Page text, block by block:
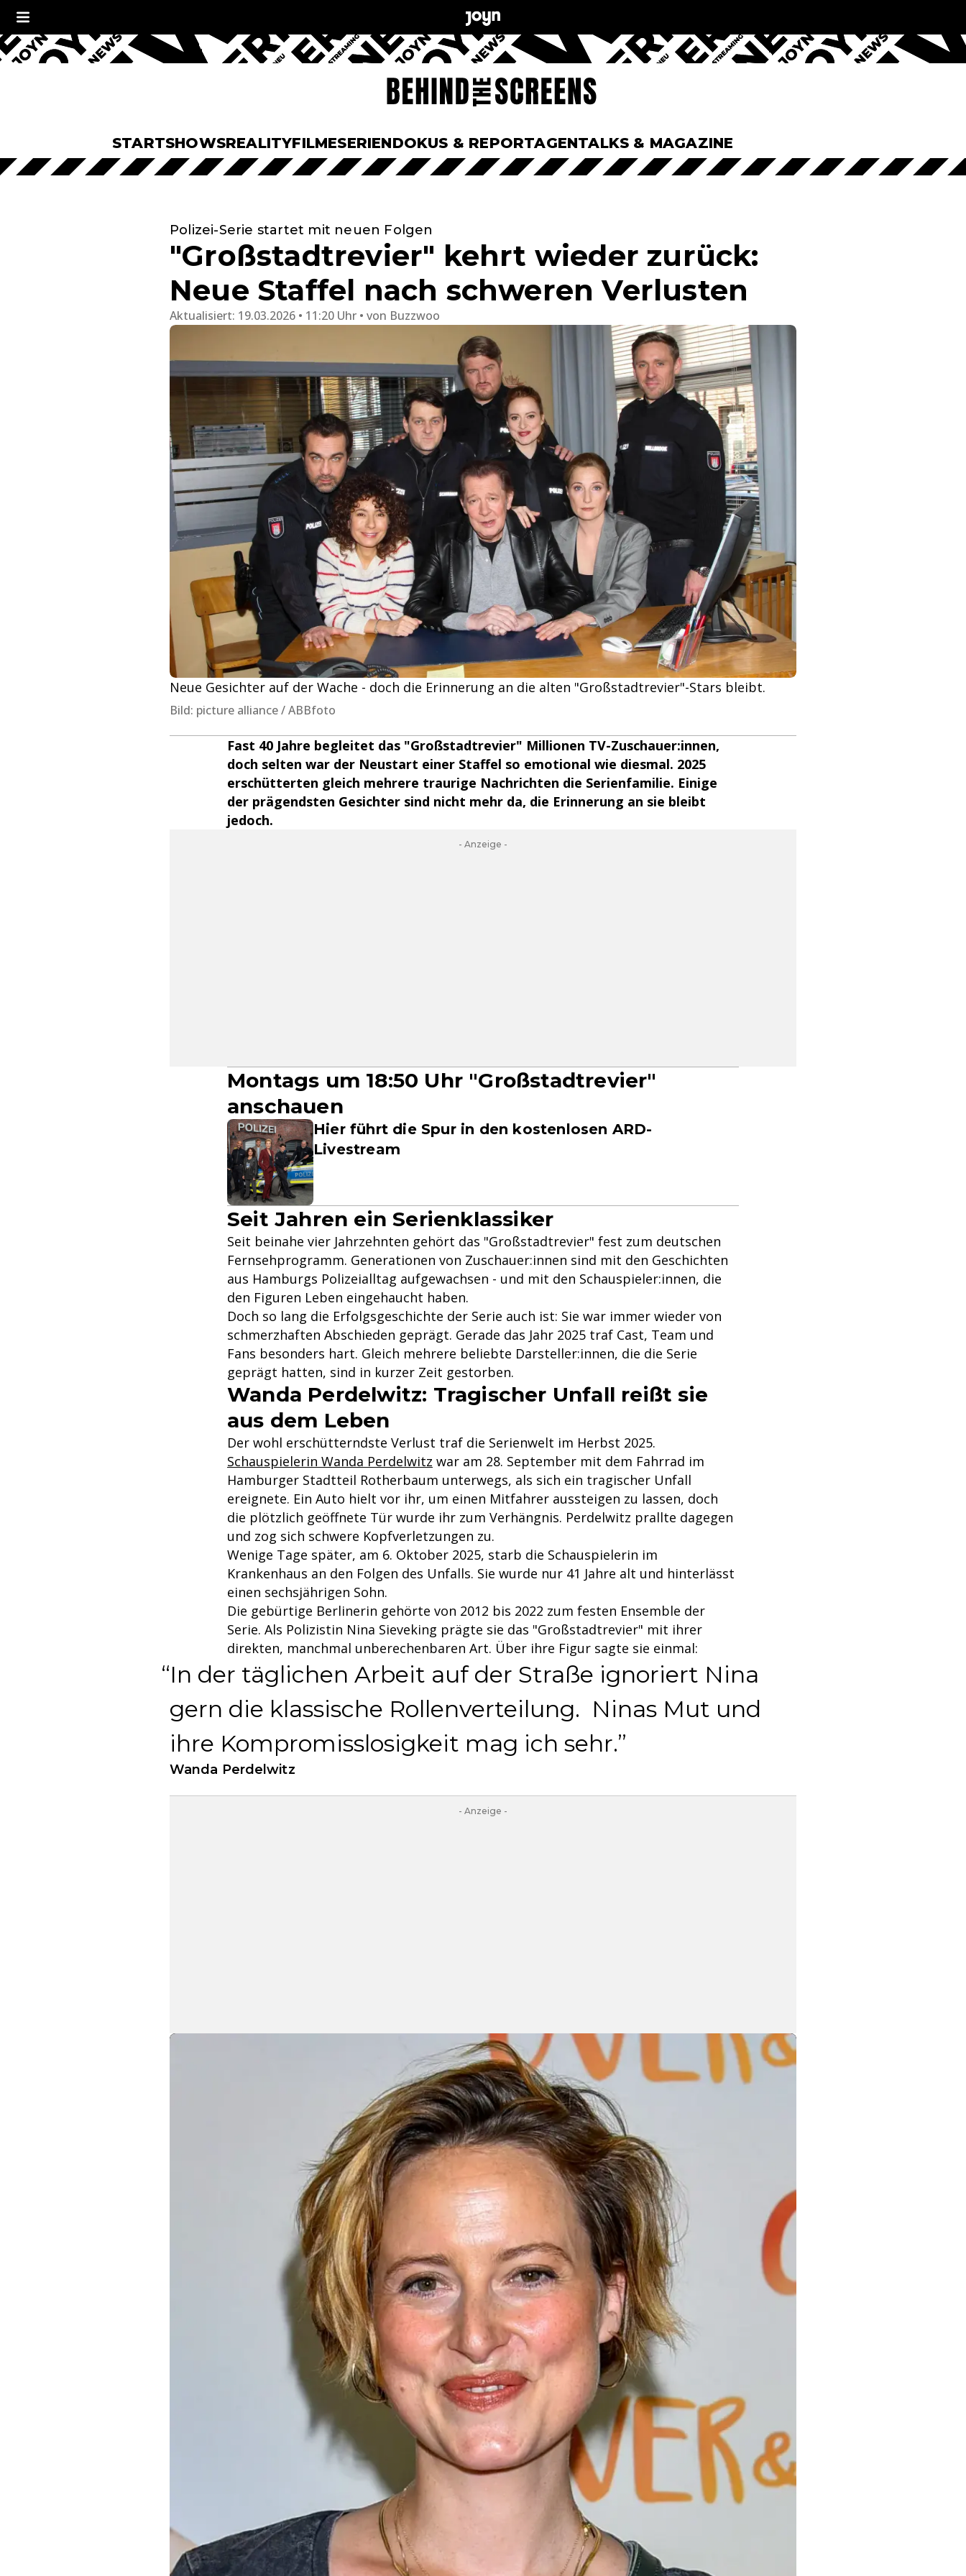
STARTSHOWSREALITYFILMESERIENDOKUS & REPORTAGENTALKS & MAGAZINE
Polizei-Serie startet mit neuen Folgen
"Großstadtrevier" kehrt wieder zurück:
Neue Staffel nach schweren Verlusten
Aktualisiert: 19.03.2026 • 11:20 Uhr von Buzzwoo
Neue Gesichter auf der Wache - doch die Erinnerung an die alten "Großstadtrevier"-Stars bleibt.
Bild: picture alliance / ABBfoto
Fast 40 Jahre begleitet das "Großstadtrevier" Millionen TV-Zuschauer:innen,
doch selten war der Neustart einer Staffel so emotional wie diesmal. 2025
erschütterten gleich mehrere traurige Nachrichten die Serienfamilie. Einige
der prägendsten Gesichter sind nicht mehr da, die Erinnerung an sie bleibt
jedoch.
- Anzeige -
Montags um 18:50 Uhr "Großstadtrevier"
anschauen
Hier führt die Spur in den kostenlosen ARD-
Livestream
Seit Jahren ein Serienklassiker
Seit beinahe vier Jahrzehnten gehört das "Großstadtrevier" fest zum deutschen
Fernsehprogramm. Generationen von Zuschauer:innen sind mit den Geschichten
aus Hamburgs Polizeialltag aufgewachsen - und mit den Schauspieler:innen, die
den Figuren Leben eingehaucht haben.
Doch so lang die Erfolgsgeschichte der Serie auch ist: Sie war immer wieder von
schmerzhaften Abschieden geprägt. Gerade das Jahr 2025 traf Cast, Team und
Fans besonders hart. Gleich mehrere beliebte Darsteller:innen, die die Serie
geprägt hatten, sind in kurzer Zeit gestorben.
Wanda Perdelwitz: Tragischer Unfall reißt sie
aus dem Leben
Der wohl erschütterndste Verlust traf die Serienwelt im Herbst 2025.
Schauspielerin Wanda Perdelwitz war am 28. September mit dem Fahrrad im
Hamburger Stadtteil Rotherbaum unterwegs, als sich ein tragischer Unfall
ereignete. Ein Auto hielt vor ihr, um einen Mitfahrer aussteigen zu lassen, doch
die plötzlich geöffnete Tür wurde ihr zum Verhängnis. Perdelwitz prallte dagegen
und zog sich schwere Kopfverletzungen zu.
Wenige Tage später, am 6. Oktober 2025, starb die Schauspielerin im
Krankenhaus an den Folgen des Unfalls. Sie wurde nur 41 Jahre alt und hinterlässt
einen sechsjährigen Sohn.
Die gebürtige Berlinerin gehörte von 2012 bis 2022 zum festen Ensemble der
Serie. Als Polizistin Nina Sieveking prägte sie das "Großstadtrevier" mit ihrer
direkten, manchmal unberechenbaren Art. Über ihre Figur sagte sie einmal:
In der täglichen Arbeit auf der Straße ignoriert Nina
gern die klassische Rollenverteilung. Ninas Mut und
ihre Kompromisslosigkeit mag ich sehr.
Wanda Perdelwitz
- Anzeige -